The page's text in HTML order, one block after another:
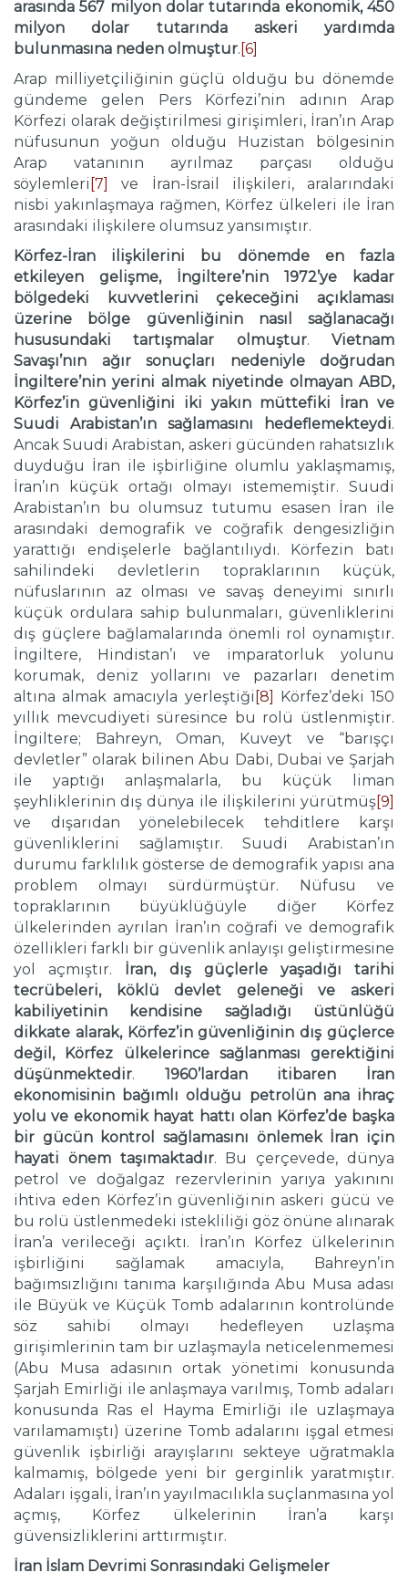
arasında 567 milyon dolar tutarında ekonomik, 450
milyon dolar tutarında askeri yardımda
bulunmasına neden olmuştur. [6]
Arap milliyetçiliğinin güçlü olduğu bu dönemde
gündeme gelen Pers Körfezi’nin adının Arap
Körfezi olarak değiştirilmesi girişimleri, İran’ın Arap
nüfusunun yoğun olduğu Huzistan bölgesinin
Arap vatanının ayrılmaz parçası olduğu
söylemleri [7]
ve İran-İsrail ilişkileri, aralarındaki
nisbi yakınlaşmaya rağmen, Körfez ülkeleri ile İran
arasındaki ilişkilere olumsuz yansımıştır.
Körfez-İran ilişkilerini bu dönemde en fazla
etkileyen gelişme, İngiltere’nin 1972’ye kadar
bölgedeki kuvvetlerini çekeceğini açıklaması
üzerine bölge güvenliğinin nasıl sağlanacağı
hususundaki tartışmalar olmuştur.Vietnam
Savaşı’nın ağır sonuçları nedeniyle doğrudan
İngiltere’nin yerini almak niyetinde olmayan ABD,
Körfez’in güvenliğini iki yakın müttefiki İran ve
Suudi Arabistan’ın sağlamasını hedeflemekteydi.
Ancak Suudi Arabistan, askeri gücünden rahatsızlık
duyduğu İran ile işbirliğine olumlu yaklaşmamış,
İran’ın küçük ortağı olmayı istememiştir. Suudi
Arabistan’ın bu olumsuz tutumu esasen İran ile
arasındaki demografik ve coğrafik dengesizliğin
yarattığı endişelerle bağlantılıydı. Körfezin batı
sahilindeki devletlerin topraklarının küçük,
nüfuslarının az olması ve savaş deneyimi sınırlı
küçük ordulara sahip bulunmaları, güvenliklerini
dış güçlere bağlamalarında önemli rol oynamıştır.
İngiltere, Hindistan’ı ve imparatorluk yolunu
korumak, deniz yollarını ve pazarları denetim
altına almak amacıyla yerleştiği [8] Körfez’deki 150
yıllık mevcudiyeti süresince bu rolü üstlenmiştir.
İngiltere; Bahreyn, Oman, Kuveyt ve “barışçı
devletler” olarak bilinen Abu Dabi, Dubai ve Şarjah
ile yaptığı anlaşmalarla, bu küçük liman
şeyhliklerinin dış dünya ile ilişkilerini yürütmüş[9]
ve dışarıdan yönelebilecek tehditlere karşı
güvenliklerini sağlamıştır. Suudi Arabistan’ın
durumu farklılık gösterse de demografik yapısı ana
problem olmayı sürdürmüştür. Nüfusu ve
topraklarının büyüklüğüyle diğer Körfez
ülkelerinden ayrılan İran’ın coğrafi ve demografik
özellikleri farklı bir güvenlik anlayışı geliştirmesine
yol açmıştır. İran, dış güçlerle yaşadığı tarihi
tecrübeleri, köklü devlet geleneği ve askeri
kabiliyetinin kendisine sağladığı üstünlüğü
dikkate alarak, Körfez’in güvenliğinin dış güçlerce
değil, Körfez ülkelerince sağlanması gerektiğini
düşünmektedir. 1960’lardan itibaren İran
ekonomisinin bağımlı olduğu petrolün ana ihraç
yolu ve ekonomik hayat hattı olan Körfez’de başka
bir gücün kontrol sağlamasını önlemek İran için
hayati önem taşımaktadır. Bu çerçevede, dünya
petrol ve doğalgaz rezervlerinin yarıya yakınını
ihtiva eden Körfez’in güvenliğinin askeri gücü ve
bu rolü üstlenmedeki istekliliği göz önüne alınarak
İran’a verileceği açıktı. İran’ın Körfez ülkelerinin
işbirliğini sağlamak amacıyla, Bahreyn’in
bağımsızlığını tanıma karşılığında Abu Musa adası
ile Büyük ve Küçük Tomb adalarının kontrolünde
söz sahibi olmayı hedefleyen uzlaşma
girişimlerinin tam bir uzlaşmayla neticelenmemesi
(Abu Musa adasının ortak yönetimi konusunda
Şarjah Emirliği ile anlaşmaya varılmış, Tomb adaları
konusunda Ras el Hayma Emirliği ile uzlaşmaya
varılamamıştı) üzerine Tomb adalarını işgal etmesi
güvenlik işbirliği arayışlarını sekteye uğratmakla
kalmamış, bölgede yeni bir gerginlik yaratmıştır.
Adaları işgali, İran’ın yayılmacılıkla suçlanmasına yol
açmış, Körfez ülkelerinin İran’a karşı
güvensizliklerini arttırmıştır.
İran İslam Devrimi Sonrasındaki Gelişmeler